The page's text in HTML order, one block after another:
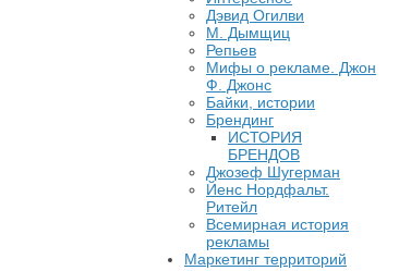
Дэвид Огилви
М. Дымщиц
Репьев
Мифы о рекламе. Джон
Ф. Джонс
Байки, истории
Брендинг
ИСТОРИЯ
БРЕНДОВ
Джозеф Шугерман
​Йенс Нордфальт.
Ритейл
Всемирная история
рекламы
Маркетинг территорий